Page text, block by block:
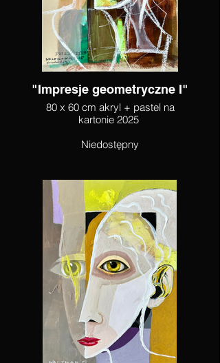
"Impresje geometryczne I"
80 x 60 cm akryl + pastel na
kartonie 2025
Niedostępny